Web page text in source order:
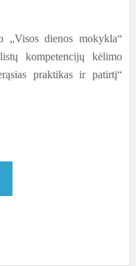
dienos mokykla“
kompetencijų kėlimo
praktikas ir patirtį“